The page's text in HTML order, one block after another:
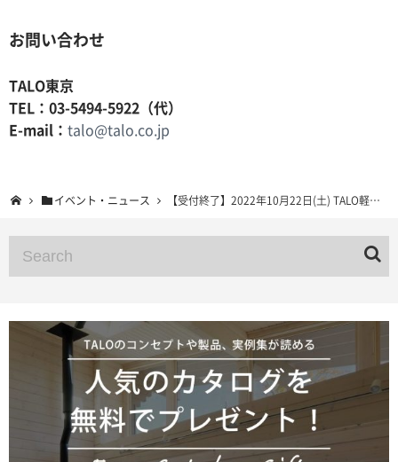
お問い合わせ
TALO東京
TEL：03-5494-5922（代）
E-mail： talo@talo.co.jp
イベント・ニュース 【受付終了】2022年10月22日(土) TALO軽井沢宿泊型展示場 予約制見学会